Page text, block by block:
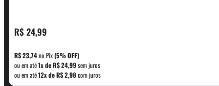
R$24,99
R$23,74no Pix(5% OFF)
ou em até1x deR$24,99sem juros
ou em até12x deR$2,98com juros
CONTATO
WhatsApp: (11) 5229-0120